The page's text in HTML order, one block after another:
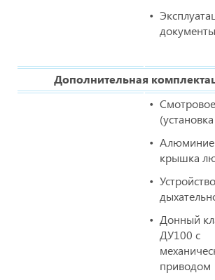
документы
Дополнительная
крышка
Устройство
Донный
ДУ100 с
приводом